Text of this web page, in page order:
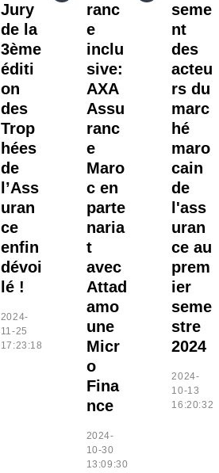
Jury
de la
3ème
éditi
on
des
Trop
hées
de
l’Ass
uran
ce
enfin
dévoi
lé !
2024-
11-25
17:23:18
ranc
e
inclu
sive:
AXA
Assu
ranc
e
Maro
c en
parte
naria
t
avec
Attad
amo
une
Micr
o
Fina
nce
2024-
10-30
13:09:30
seme
nt
des
acteu
rs du
marc
hé
maro
cain
de
l'ass
uran
ce au
prem
ier
seme
stre
2024
2024-
10-13
16:20:32